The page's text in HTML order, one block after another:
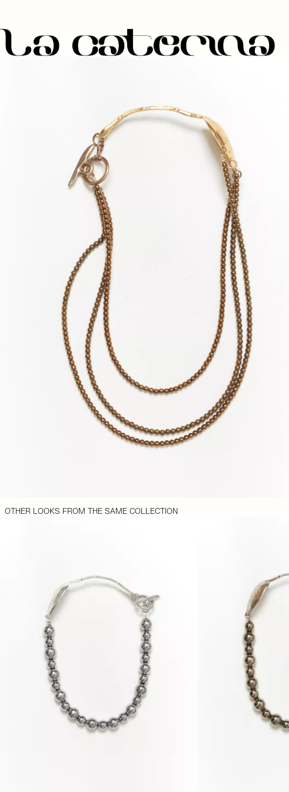
OTHER LOOKS FROM THE SAME COLLECTION